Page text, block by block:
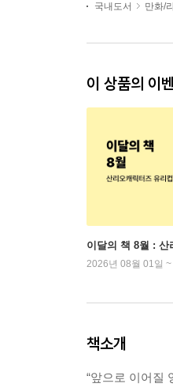
국내도서
만화/
이 상품의 이
이달의 책 8월 : 산
2026년 08월 01일
책소개
“앞으로 이어질